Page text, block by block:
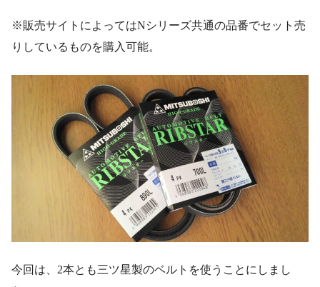
※販売サイトによってはNシリーズ共通の品番でセット売
りしているものを購入可能。
今回は、2本とも三ツ星製のベルトを使うことにしまし